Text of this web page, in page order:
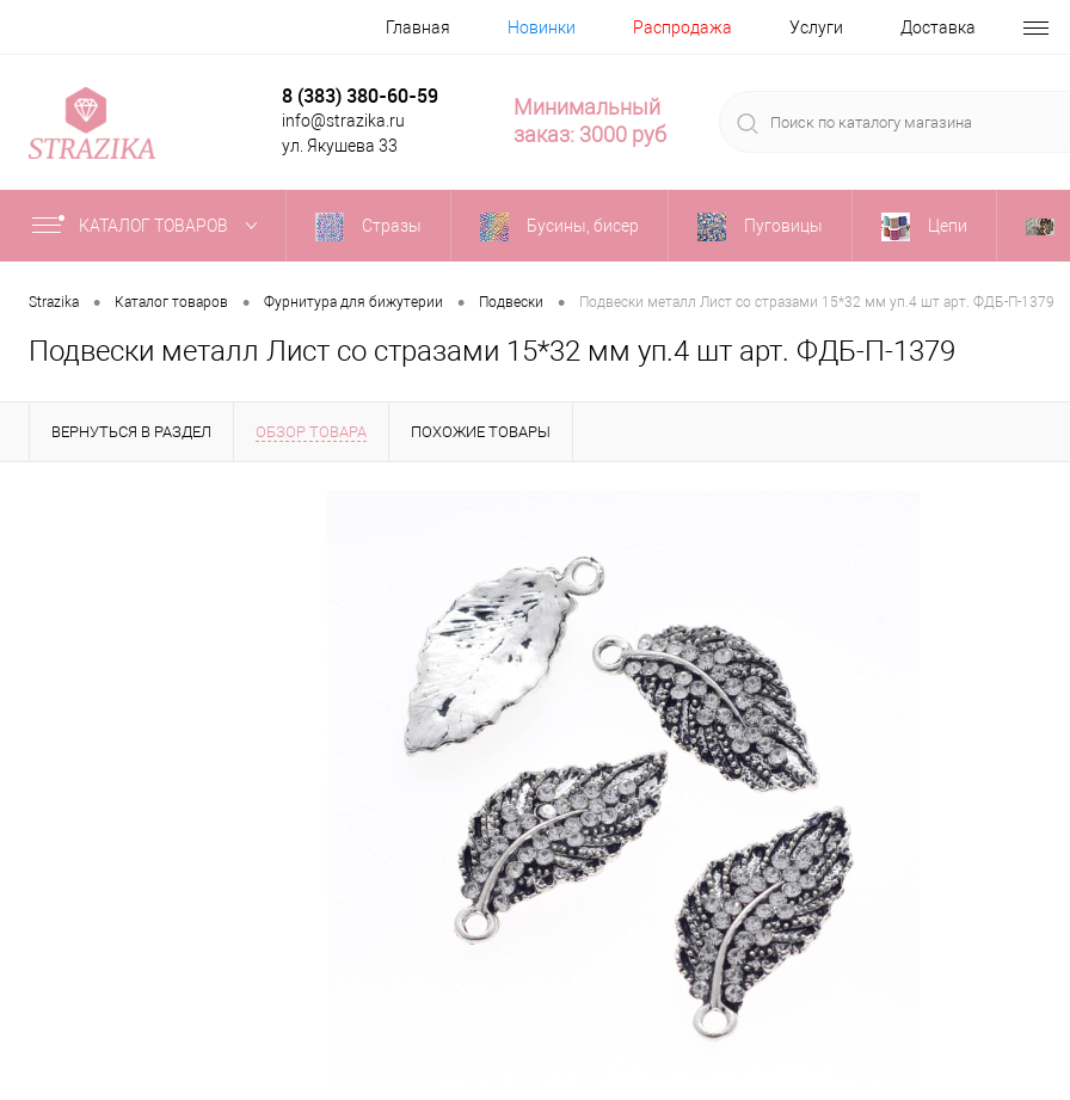
Главная Новинки Распродажа Услуги Доставка
8 (383) 380-60-59
info@strazika.ru
ул. Якушева 33
Минимальный
заказ: 3000 руб
КАТАЛОГ ТОВАРОВ Стразы Бусины, бисер Пуговицы Цепи
Strazika • Каталог товаров • Фурнитура для бижутерии • Подвески • Подвески металл Лист со стразами 15*32 мм уп.4 шт арт. ФДБ-П-1379
Подвески металл Лист со стразами 15*32 мм уп.4 шт арт. ФДБ-П-1379
ВЕРНУТЬСЯ В РАЗДЕЛ ОБЗОР ТОВАРА ПОХОЖИЕ ТОВАРЫ